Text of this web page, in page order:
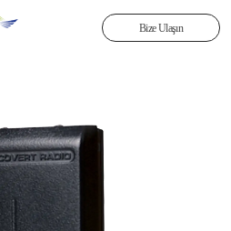
Bize Ulaşın